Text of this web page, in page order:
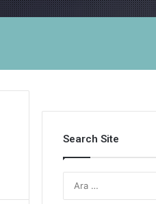
Search Site